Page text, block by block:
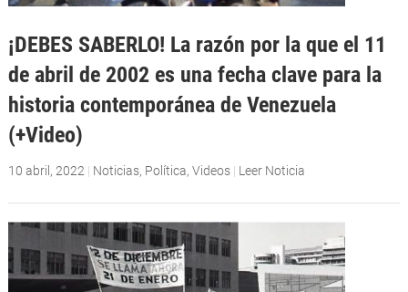
¡DEBES SABERLO! La razón por la que el 11
de abril de 2002 es una fecha clave para la
historia contemporánea de Venezuela
(+Video)
10 abril, 2022 | Noticias, Política, Videos | Leer Noticia